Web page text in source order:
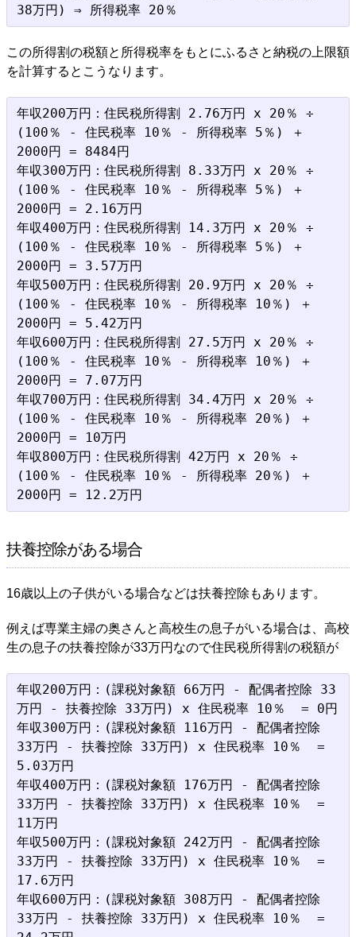
この所得割の税額と所得税率をもとにふるさと納税の上限額
を計算するとこうなります。
年収200万円：住民税所得割 2.76万円 x 20％ ÷
(100％ - 住民税率 10％ - 所得税率 5％) ＋
2000円 = 8484円
年収300万円：住民税所得割 8.33万円 x 20％ ÷
(100％ - 住民税率 10％ - 所得税率 5％) ＋
2000円 = 2.16万円
年収400万円：住民税所得割 14.3万円 x 20％ ÷
(100％ - 住民税率 10％ - 所得税率 5％) ＋
2000円 = 3.57万円
年収500万円：住民税所得割 20.9万円 x 20％ ÷
(100％ - 住民税率 10％ - 所得税率 10％) ＋
2000円 = 5.42万円
年収600万円：住民税所得割 27.5万円 x 20％ ÷
(100％ - 住民税率 10％ - 所得税率 10％) ＋
2000円 = 7.07万円
年収700万円：住民税所得割 34.4万円 x 20％ ÷
(100％ - 住民税率 10％ - 所得税率 20％) ＋
2000円 = 10万円
年収800万円：住民税所得割 42万円 x 20％ ÷
(100％ - 住民税率 10％ - 所得税率 20％) ＋
扶養控除がある場合
16歳以上の子供がいる場合などは扶養控除もあります。
例えば専業主婦の奥さんと高校生の息子がいる場合は、高校
生の息子の扶養控除が33万円なので住民税所得割の税額が
年収200万円：(課税対象額 66万円 - 配偶者控除 33
万円 - 扶養控除 33万円) x 住民税率 10％  = 0円
年収300万円：(課税対象額 116万円 - 配偶者控除
33万円 - 扶養控除 33万円) x 住民税率 10％  =
5.03万円
年収400万円：(課税対象額 176万円 - 配偶者控除
33万円 - 扶養控除 33万円) x 住民税率 10％  =
11万円
年収500万円：(課税対象額 242万円 - 配偶者控除
33万円 - 扶養控除 33万円) x 住民税率 10％  =
17.6万円
年収600万円：(課税対象額 308万円 - 配偶者控除
33万円 - 扶養控除 33万円) x 住民税率 10％  =